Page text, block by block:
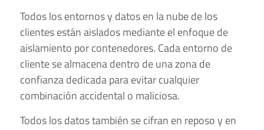
Todos los entornos y datos en la nube de los
clientes están aislados mediante el enfoque de
aislamiento por contenedores. Cada entorno de
cliente se almacena dentro de una zona de
confianza dedicada para evitar cualquier
combinación accidental o maliciosa.
Todos los datos también se cifran en reposo y en